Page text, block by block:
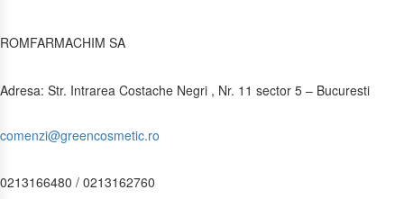
ROMFARMACHIM SA
Adresa: Str. Intrarea Costache Negri , Nr. 11 sector 5 – Bucuresti
comenzi@greencosmetic.ro
0213166480 / 0213162760